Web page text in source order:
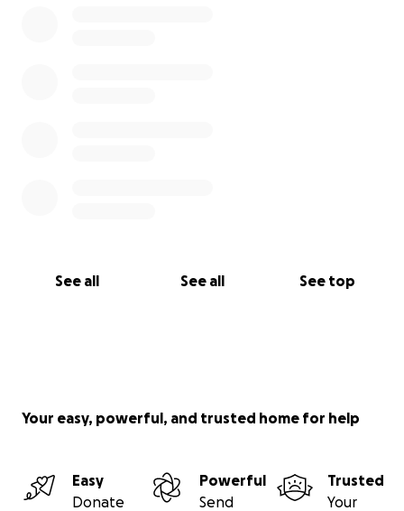
See all See all See top
Your easy, powerful, and trusted home for help
Easy
Donate
Powerful
Send
Trusted
Your